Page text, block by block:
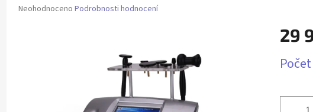
Průměrné
Neohodnoceno Podrobnosti hodnocení
29
cena: